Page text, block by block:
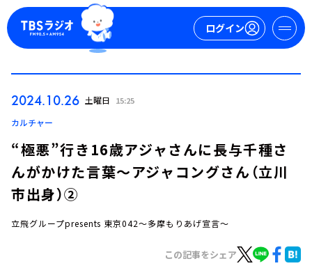
ログイン
2024.10.26 土曜日 15:25
カルチャー
“極悪”行き16歳アジャさんに長与千種さ
んがかけた言葉～アジャコングさん（立川
市出身）②
立飛グループpresents 東京042～多摩もりあげ宣言～
この記事をシェア